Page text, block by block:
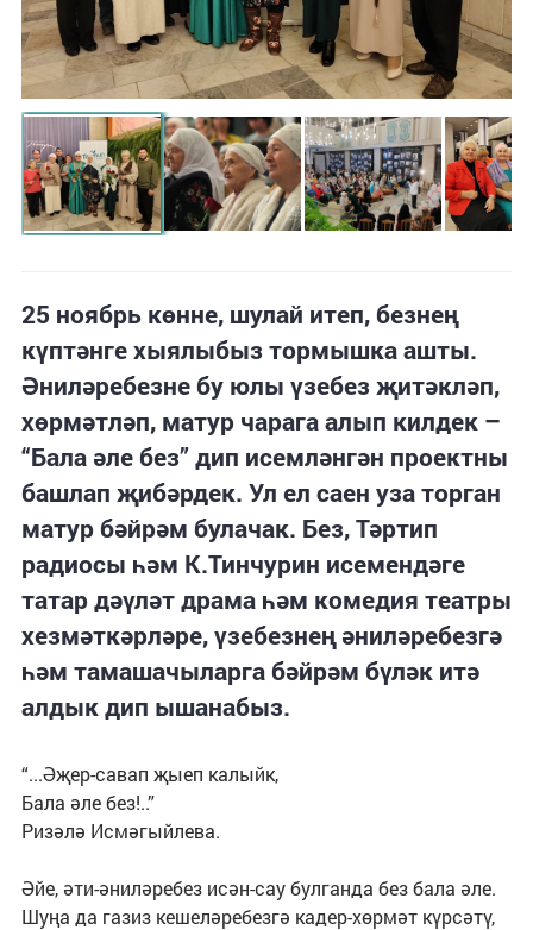
25 ноябрь көнне, шулай итеп, безнең
күптәнге хыялыбыз тормышка ашты.
Әниләребезне бу юлы үзебез җитәкләп,
хөрмәтләп, матур чарага алып килдек –
“Бала әле без” дип исемләнгән проектны
башлап җибәрдек. Ул ел саен уза торган
матур бәйрәм булачак. Без, Тәртип
радиосы һәм К.Тинчурин исемендәге
татар дәүләт драма һәм комедия театры
хезмәткәрләре, үзебезнең әниләребезгә
һәм тамашачыларга бәйрәм бүләк итә
алдык дип ышанабыз.
“...Әҗер-савап җыеп калыйк,
Бала әле без!..”
Ризәлә Исмәгыйлева.
Әйе, әти-әниләребез исән-сау булганда без бала әле.
Шуңа да газиз кешеләребезгә кадер-хөрмәт күрсәтү,